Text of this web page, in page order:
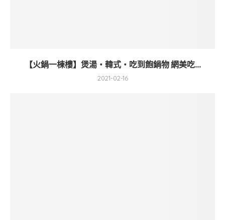
【火鍋一棟樓】煲湯‧韓式‧吃到飽鍋物 網美吃...
2021-02-16